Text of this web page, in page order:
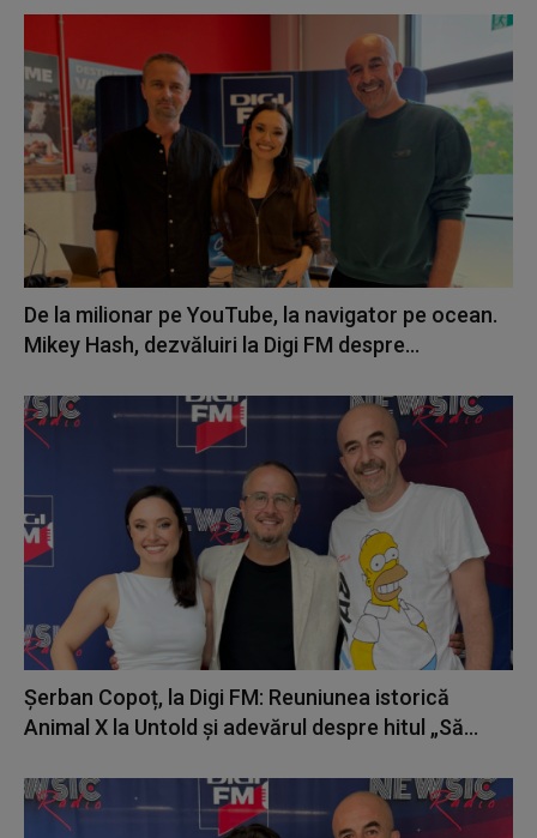
De la milionar pe YouTube, la navigator pe ocean.
Mikey Hash, dezvăluiri la Digi FM despre...
Șerban Copoț, la Digi FM: Reuniunea istorică
Animal X la Untold și adevărul despre hitul „Să...